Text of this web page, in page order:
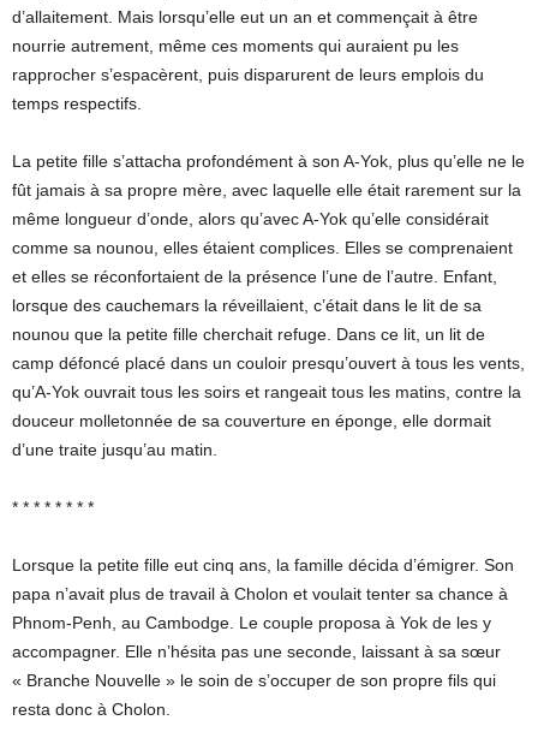
d’allaitement. Mais lorsqu’elle eut un an et commençait à être
nourrie autrement, même ces moments qui auraient pu les
rapprocher s’espacèrent, puis disparurent de leurs emplois du
temps respectifs.
La petite fille s’attacha profondément à son A-Yok, plus qu’elle ne le
fût jamais à sa propre mère, avec laquelle elle était rarement sur la
même longueur d’onde, alors qu’avec A-Yok qu’elle considérait
comme sa nounou, elles étaient complices. Elles se comprenaient
et elles se réconfortaient de la présence l’une de l’autre. Enfant,
lorsque des cauchemars la réveillaient, c’était dans le lit de sa
nounou que la petite fille cherchait refuge. Dans ce lit, un lit de
camp défoncé placé dans un couloir presqu’ouvert à tous les vents,
qu’A-Yok ouvrait tous les soirs et rangeait tous les matins, contre la
douceur molletonnée de sa couverture en éponge, elle dormait
d’une traite jusqu’au matin.
* * * * * * * *
Lorsque la petite fille eut cinq ans, la famille décida d’émigrer. Son
papa n’avait plus de travail à Cholon et voulait tenter sa chance à
Phnom-Penh, au Cambodge. Le couple proposa à Yok de les y
accompagner. Elle n’hésita pas une seconde, laissant à sa sœur
« Branche Nouvelle » le soin de s’occuper de son propre fils qui
resta donc à Cholon.